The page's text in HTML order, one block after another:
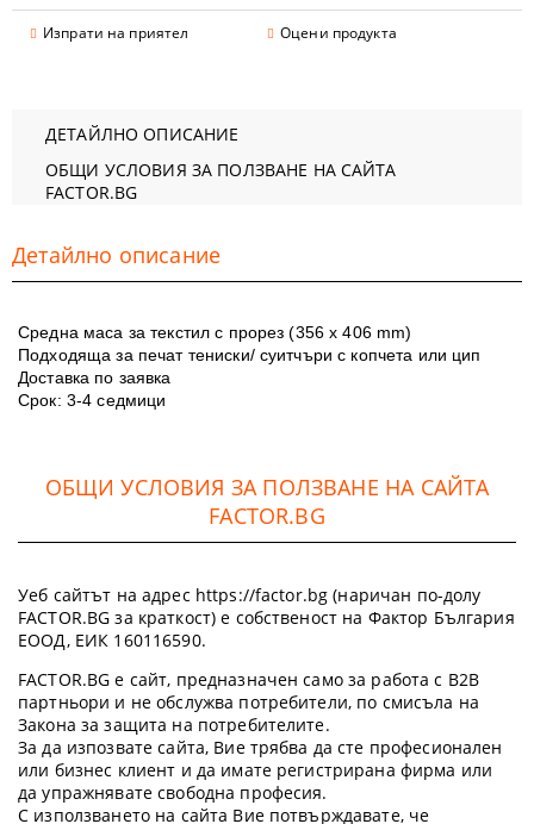
Изпрати на приятел Оцени продукта
ДЕТАЙЛНО ОПИСАНИЕ
ОБЩИ УСЛОВИЯ ЗА ПОЛЗВАНЕ НА САЙТА
FACTOR.BG
Детайлно описание
Средна маса за текстил с прорез (356 х 406 mm)
Подходяща за печат тениски/ суитчъри с копчета или цип
Доставка по заявка
Срок: 3-4 седмици
ОБЩИ УСЛОВИЯ ЗА ПОЛЗВАНЕ НА САЙТА
FACTOR.BG
Уеб сайтът на адрес https://factor.bg (наричан по-долу
FACTOR.BG за краткост) е собственост на Фактор България
ЕООД, ЕИК 160116590.
FACTOR.BG е сайт, предназначен само за работа с B2B
партньори и не обслужва потребители, по смисъла на
Закона за защита на потребителите.
За да изпозвате сайта, Вие трябва да сте професионален
или бизнес клиент и да имате регистрирана фирма или
да упражнявате свободна професия.
С използването на сайта Вие потвърждавате, че